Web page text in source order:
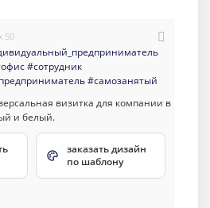
50
#сотрудник
#самозанятый
заказать дизайн
по шаблону